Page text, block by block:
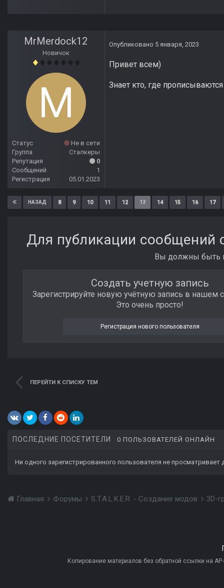
MrMerdock12
Новичок
Статус
Не в сети
Группа
Сталкеры
Репутация
0
Сообщений
1
Регистрация
05.01.2023
Опубликовано 5 января, 2023
Привет всем)
Знает кто, где
НАЗАД 8 9 10 11 12 13 14 15 16 17
Для публикации сообщений
Вы должны быть
Создать учетную запись
Зарегистрируйте новую учётную запись в нашем
Это очень просто!
Регистрация нового пользователя
ПЕРЕЙТИ К СПИСКУ ТЕМ
ПОСЛЕДНИЕ ПОСЕТИТЕЛИ 0 ПОЛЬЗОВАТЕЛЕЙ ОНЛАЙН
Ни одного зарегистрированного пользователя не просматривает
Главная Форумы S.T.A.L.K.E.R. - Создание модов 3D-
Копирование материалов без обратной ссылки на